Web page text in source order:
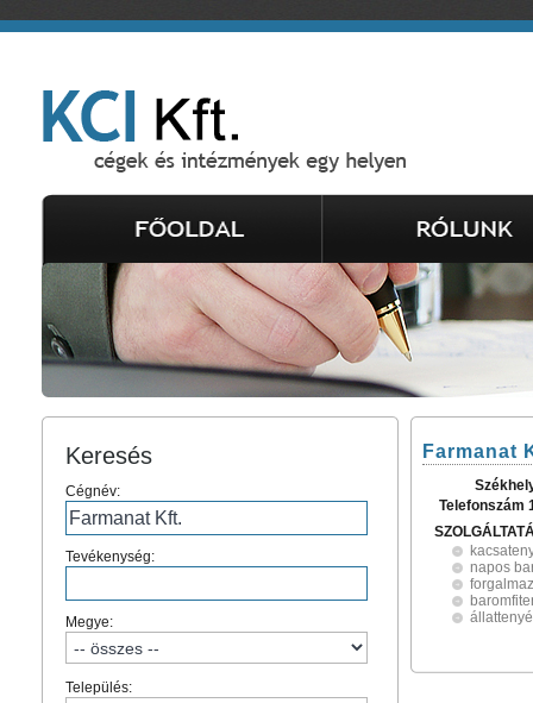
Keresés
Cégnév:
Tevékenység:
Megye:
Település:
Farmanat
Telefonszám
napos